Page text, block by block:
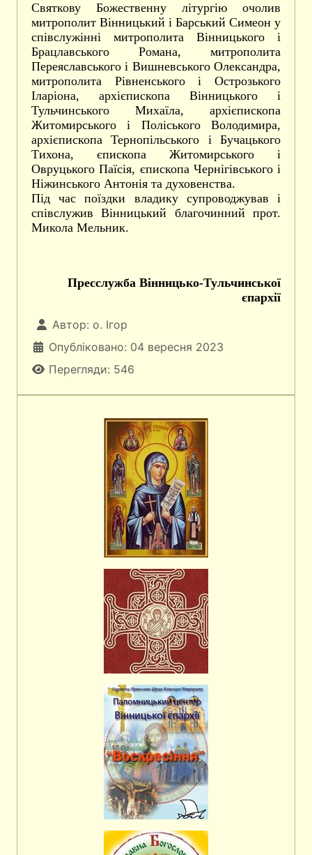
Святкову Божественну літургію очолив
митрополит Вінницький і Барський Симеон у
співслужінні митрополита Вінницького і
Брацлавського Романа, митрополита
Переяславського і Вишневського Олександра,
митрополита Рівненського і Острозького
Іларіона, архієпископа Вінницького і
Тульчинського Михаїла, архієпископа
Житомирського і Поліського Володимира,
архієпископа Тернопільського і Бучацького
Тихона, єпископа Житомирського і
Овруцького Паїсія, єпископа Чернігівського і
Ніжинського Антонія та духовенства.
Під час поїздки владику супроводжував і
співслужив Вінницький благочинний прот.
Микола Мельник.
Пресслужба Вінницько-Тульчинської
єпархії
Автор: о. Ігор
Опубліковано: 04 вересня 2023
Перегляди: 546